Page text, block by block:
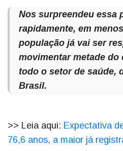
Nos surpreendeu essa
rapidamente, em
população já vai ser
movimentar metade
todo o setor de saúde,
Brasil.
>> Leia aqui: Expectativa
76,6 anos, a maior já